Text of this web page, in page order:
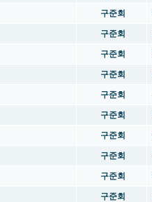
구준회
구준회
구준회
구준회
구준회
구준회
구준회
구준회
구준회
구준회